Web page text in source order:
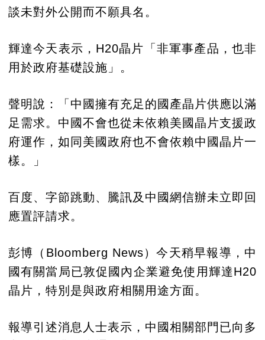
談未對外公開而不願具名。
輝達今天表示，H20晶片「非軍事產品，也非
用於政府基礎設施」。
聲明說：「中國擁有充足的國產晶片供應以滿
足需求。中國不會也從未依賴美國晶片支援政
府運作，如同美國政府也不會依賴中國晶片一
樣。」
百度、字節跳動、騰訊及中國網信辦未立即回
應置評請求。
彭博（Bloomberg News）今天稍早報導，中
國有關當局已敦促國內企業避免使用輝達H20
晶片，特別是與政府相關用途方面。
報導引述消息人士表示，中國相關部門已向多